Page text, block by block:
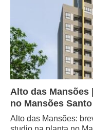
Alto das Mansões
no Mansões
Alto das Mansões: